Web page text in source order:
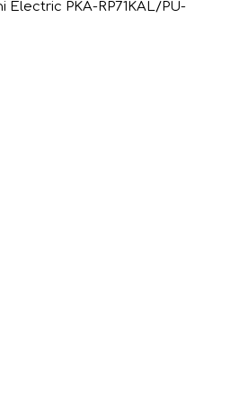
Electric PKA-RP71KAL/PU-